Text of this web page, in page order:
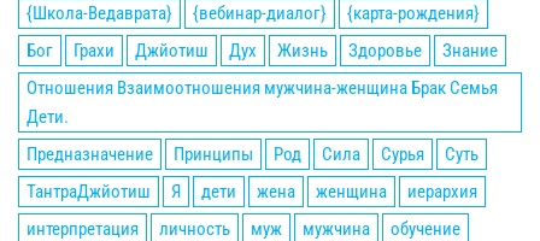
{Школа-Ведаврата}
{вебинар-диалог}
{карта-рождения}
Бог
Грахи Джйотиш Дух Жизнь Здоровье
Знание
Отношения Взаимоотношения мужчина-женщина Брак Семья
Дети.
Предназначение
Принципы Род Сила Сурья
Суть
ТантраДжйотиш
Я дети жена женщина
иерархия
интерпретация
личность муж мужчина
обучение